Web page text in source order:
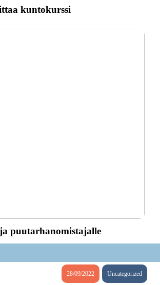
kuntokurssi
puutarhanomistajalle
28/09/2022 Uncategorized